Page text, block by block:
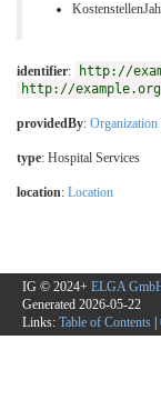
identifier: http://
http://
providedBy: Organization
type: Hospital Services
location: Location
IG © 2024+ ELGA
Generated 2026-05-22
Links: Table of Contents